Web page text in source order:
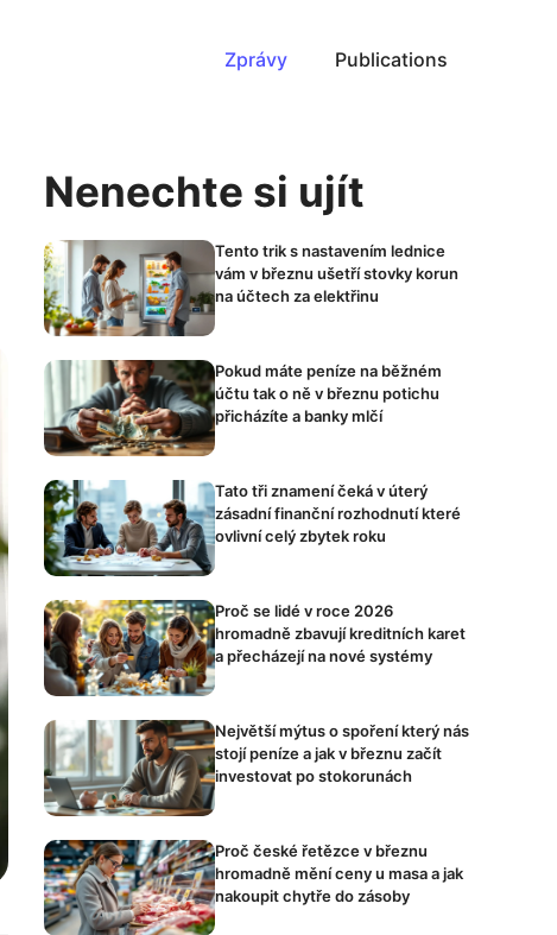
Zprávy Publications
Nenechte si ujít
Tento trik s nastavením lednice
vám v březnu ušetří stovky korun
na účtech za elektřinu
Pokud máte peníze na běžném
účtu tak o ně v březnu potichu
přicházíte a banky mlčí
Tato tři znamení čeká v úterý
zásadní finanční rozhodnutí které
ovlivní celý zbytek roku
Proč se lidé v roce 2026
hromadně zbavují kreditních karet
a přecházejí na nové systémy
Největší mýtus o spoření který nás
stojí peníze a jak v březnu začít
investovat po stokorunách
Proč české řetězce v březnu
hromadně mění ceny u masa a jak
nakoupit chytře do zásoby